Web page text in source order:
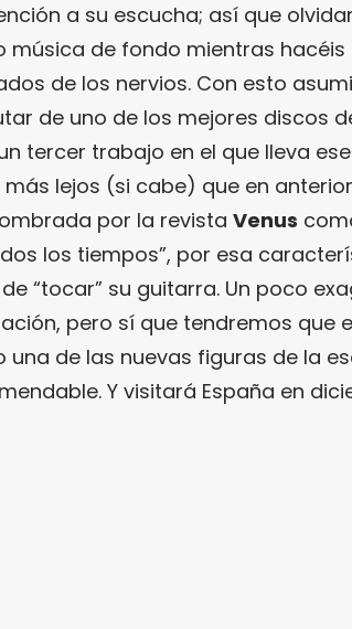
a su escucha; así que
música de fondo mientras
de los nervios. Con esto
de uno de los mejores discos
tercer trabajo en el que lleva
lejos (si cabe) que en
por la revista Venus
los tiempos”, por esa
“tocar” su guitarra. Un poco
pero sí que tendremos que
una de las nuevas figuras de la
Y visitará España en